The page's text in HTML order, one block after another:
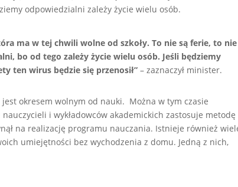
odpowiedzialni zależy życie wielu osób.
ma w tej chwili wolne od szkoły. To nie są ferie, to nie
bo od tego zależy życie wielu osób. Jeśli będziemy
ten wirus będzie się przenosił”– zaznaczył minister.
okresem wolnym od nauki. Można w tym czasie
i wykładowców akademickich zastosuje metodę
na realizację programu nauczania. Istnieje również
umiejętności bez wychodzenia z domu. Jedną z nich,